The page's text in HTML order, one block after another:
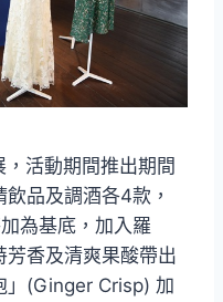
活動期間推出期間
品及調酒各4款，
為基底，加入羅
香及清爽果酸帶出
」(Ginger Crisp) 加